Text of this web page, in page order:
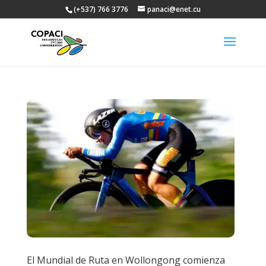
(+537) 766 3776 panaci@enet.cu
El Mundial de Ruta en Wollongong comienza